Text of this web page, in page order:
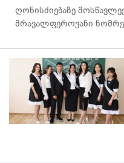
ღონისძიებაზე
მრავალფეროვანი